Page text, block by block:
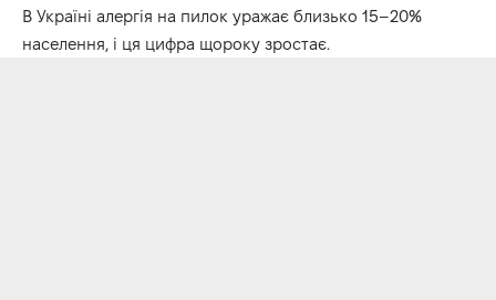
В Україні алергія на пилок уражає близько 15–20%
населення, і ця цифра щороку зростає.